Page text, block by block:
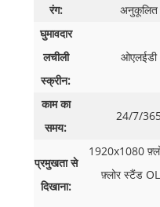
रंग: अनुकूलित
घुमावदार
लचीली
स्क्रीन:
ओएलईडी
काम का
समय:
24/7/
प्रमुखता से
दिखाना:
1920x1080
फ़्लोर स्टैंड